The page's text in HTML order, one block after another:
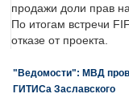
продажи доли прав
По итогам встречи
отказе от проекта.
"Ведомости": МВД
ГИТИСа Заславского